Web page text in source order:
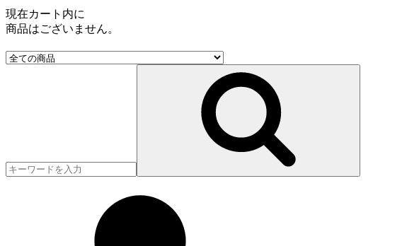
現在カート内に
商品はございません。